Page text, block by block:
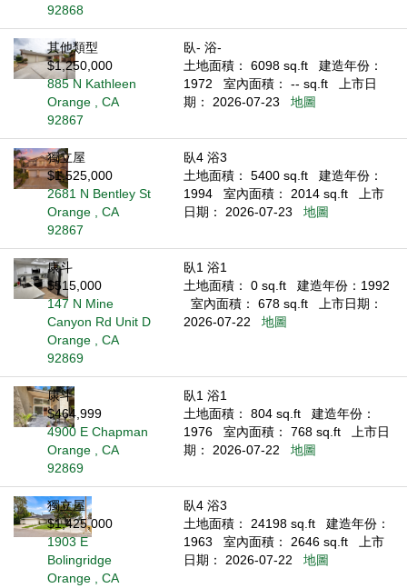
92868
其他類型
$1,250,000
885 N Kathleen
Orange , CA
92867
臥- 浴-
土地面積： 6098 sq.ft
建造年份：
1972
室內面積： -- sq.ft
上市日
期： 2026-07-23
地圖
獨立屋
$1,525,000
2681 N Bentley St
Orange , CA
92867
臥4 浴3
土地面積： 5400 sq.ft
建造年份：
1994
室內面積： 2014 sq.ft
上市
日期： 2026-07-23
地圖
康斗
$515,000
147 N Mine
Canyon Rd Unit D
Orange , CA
92869
臥1 浴1
土地面積： 0 sq.ft
建造年份：1992
室內面積： 678 sq.ft
上市日期：
2026-07-22
地圖
康斗
$464,999
4900 E Chapman
Orange , CA
92869
臥1 浴1
土地面積： 804 sq.ft
建造年份：
1976
室內面積： 768 sq.ft
上市日
期： 2026-07-22
地圖
獨立屋
$1,425,000
1903 E
Bolingridge
Orange , CA
臥4 浴3
土地面積： 24198 sq.ft
建造年份：
1963
室內面積： 2646 sq.ft
上市
日期： 2026-07-22
地圖